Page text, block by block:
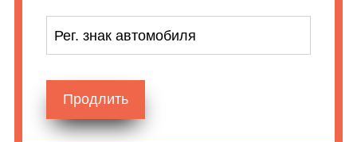
Рег. знак автомобиля
Продлить